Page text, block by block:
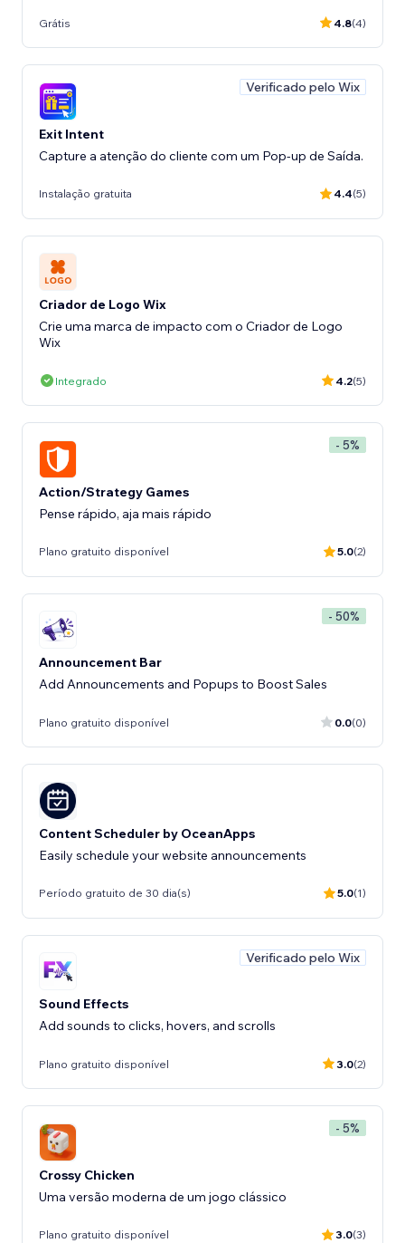
Grátis 4.8(4)
Verificado pelo Wix
Exit Intent
Capture a atenção do cliente com um Pop-up de Saída.
Instalação gratuita 4.4(5)
Criador de Logo Wix
Crie uma marca de impacto com o Criador de Logo
Wix
Integrado 4.2(5)
- 5%
Action/Strategy Games
Pense rápido, aja mais rápido
Plano gratuito disponível 5.0(2)
- 50%
Announcement Bar
Add Announcements and Popups to Boost Sales
Plano gratuito disponível 0.0(0)
Content Scheduler by OceanApps
Easily schedule your website announcements
Período gratuito de 30 dia(s) 5.0(1)
Verificado pelo Wix
Sound Effects
Add sounds to clicks, hovers, and scrolls
Plano gratuito disponível 3.0(2)
- 5%
Crossy Chicken
Uma versão moderna de um jogo clássico
Plano gratuito disponível 3.0(3)